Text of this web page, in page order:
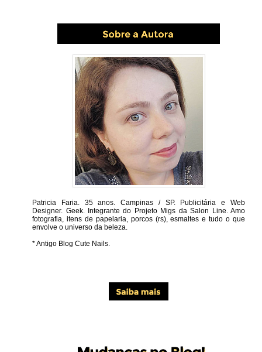
Patricia Faria. 35 anos. Campinas / SP. Publicitária e Web
Designer. Geek. Integrante do Projeto Migs da Salon Line. Amo
fotografia, itens de papelaria, porcos (rs), esmaltes e tudo o que
envolve o universo da beleza.
* Antigo Blog Cute Nails.